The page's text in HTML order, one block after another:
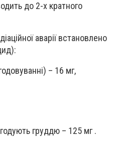
до 2-х кратного
аварії встановлено
– 16 мг,
годують груддю – 125 мг .